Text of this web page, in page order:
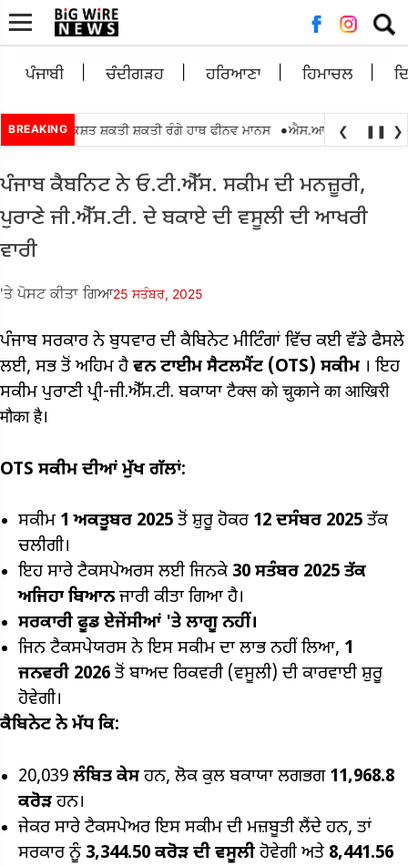
ਲਈ
ਖੋਜ:
ਪੰਜਾਬੀ ਚੰਦੀਗੜਹ ਹਰਿਆਣਾ ਹਿਮਾਚਲ
BREAKINGਰਿਕਸ਼ਤ ਸ਼ਕਤੀ ਸ਼ਕਤੀ ਰੰਗੇ ਹਾਥ ਫੀਨਵ ਮਾਨਸ • ਐਸ.ਆਈ.ਆਰ.2026 ਇੰਟਰ
❮ ❚❚ ❯
ਪੰਜਾਬ ਕੈਬਨਿਟ ਨੇ ਓ.ਟੀ.ਐੱਸ. ਸਕੀਮ ਦੀ ਮਨਜ਼ੂਰੀ,
ਪੁਰਾਣੇ ਜੀ.ਐੱਸ.ਟੀ. ਦੇ ਬਕਾਏ ਦੀ ਵਸੂਲੀ ਦੀ ਆਖਰੀ
ਵਾਰੀ
'ਤੇ ਪੋਸਟ ਕੀਤਾ ਗਿਆ25 ਸਤੰਬਰ, 2025
ਪੰਜਾਬ ਸਰਕਾਰ ਨੇ ਬੁਧਵਾਰ ਦੀ ਕੈਬਿਨੇਟ ਮੀਟਿੰਗਾਂ ਵਿੱਚ ਕਈ ਵੱਡੇ ਫੈਸਲੇ
ਲਈ, ਸਭ ਤੋਂ ਅਹਿਮ ਹੈ ਵਨ ਟਾਈਮ ਸੈਟਲਮੈਂਟ (OTS) ਸਕੀਮ । ਇਹ
ਸਕੀਮ ਪੁਰਾਣੀ ਪ੍ਰੀ-ਜੀ.ਐੱਸ.ਟੀ. ਬਕਾਯਾ टैक्स को चुकाने का आखिरी
मौका है।
OTS ਸਕੀਮ ਦੀਆਂ ਮੁੱਖ ਗੱਲਾਂ:
ਸਕੀਮ 1ਅਕਤੂਬਰ 2025 ਤੋਂ ਸ਼ੁਰੂ ਹੋਕਰ 12 ਦਸੰਬਰ 2025 ਤੱਕ
ਚਲੀਗੀ।
ਇਹ ਸਾਰੇ ਟੈਕਸਪੇਅਰਸ ਲਈ ਜਿਨਕੇ 30 ਸਤੰਬਰ 2025 ਤੱਕ
ਅਜਿਹਾ ਬਿਆਨ ਜਾਰੀ ਕੀਤਾ ਗਿਆ ਹੈ।
ਸਰਕਾਰੀ ਫੂਡ ਏਜੇਂਸੀਆਂ 'ਤੇ ਲਾਗੂ ਨਹੀਂ।
ਜਿਨ ਟੈਕਸਪੇਯਰਸ ਨੇ ਇਸ ਸਕੀਮ ਦਾ ਲਾਭ ਨਹੀਂ ਲਿਆ, 1
ਜਨਵਰੀ 2026 ਤੋਂ ਬਾਅਦ ਰਿਕਵਰੀ (ਵਸੂਲੀ) ਦੀ ਕਾਰਵਾਈ ਸ਼ੁਰੂ
ਹੋਵੇਗੀ।
ਕੈਬਿਨੇਟ ਨੇ ਮੱਧ ਕਿ:
20,039 ਲੰਬਿਤ ਕੇਸ ਹਨ, ਲੋਕ ਕੁਲ ਬਕਾਯਾ ਲਗਭਗ ₹11,968.8
ਕਰੋੜ ਹਨ।
ਜੇਕਰ ਸਾਰੇ ਟੈਕਸਪੇਅਰ ਇਸ ਸਕੀਮ ਦੀ ਮਜ਼ਬੂਤੀ ਲੈਂਦੇ ਹਨ, ਤਾਂ
ਸਰਕਾਰ ਨੂੰ ₹3,344.50 ਕਰੋੜ ਦੀ ਵਸੂਲੀ ਹੋਵੇਗੀ ਅਤੇ ₹8,441.56